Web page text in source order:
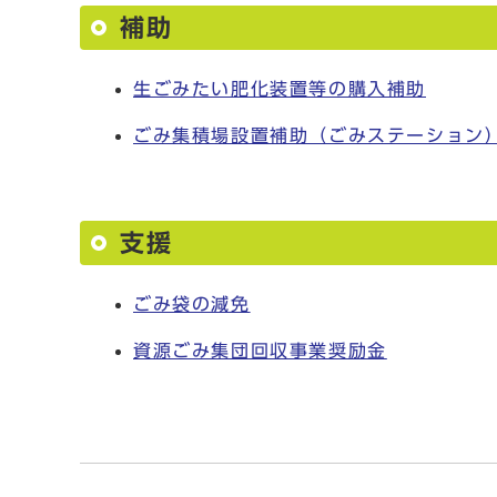
補助
生ごみたい肥化装置等の購入補助
ごみ集積場設置補助（ごみステーション
支援
ごみ袋の減免
資源ごみ集団回収事業奨励金